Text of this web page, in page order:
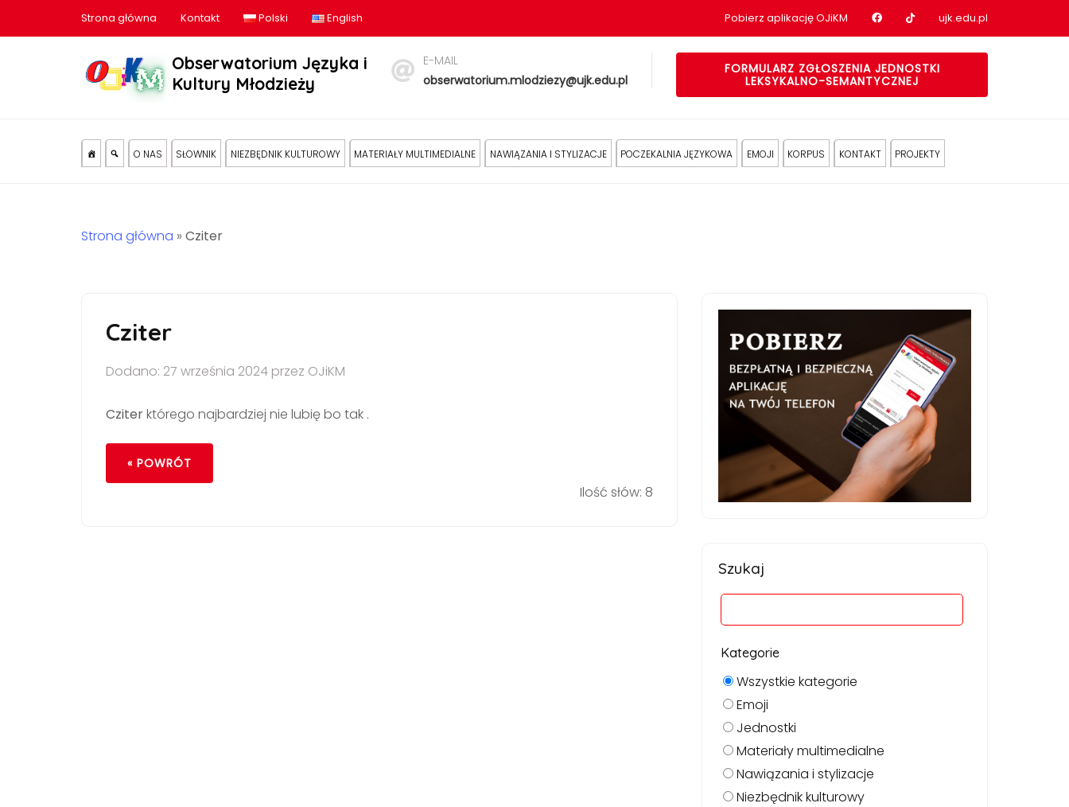
Strona główna Kontakt Polski English Pobierz aplikację OJiKM Nasz profil na Facebook
Nasz profil na tiktok
ujk.edu.pl
Obserwatorium Języka i
Kultury Młodzieży
E-MAIL
obserwatorium.mlodziezy@ujk.edu.pl
FORMULARZ ZGŁOSZENIA JEDNOSTKI
LEKSYKALNO-SEMANTYCZNEJ
O NAS SŁOWNIK NIEZBĘDNIK KULTUROWY MATERIAŁY MULTIMEDIALNE NAWIĄZANIA I STYLIZACJE POCZEKALNIA JĘZYKOWA EMOJI KORPUS KONTAKT PROJEKTY
Strona główna » Cziter
Cziter
Dodano: 27 września 2024 przez OJiKM
Cziterktórego najbardziej nie lubię bo tak .
« POWRÓT
Ilość słów: 8
Szukaj
Kategorie
Wszystkie kategorie
Emoji
Jednostki
Materiały multimedialne
Nawiązania i stylizacje
Niezbędnik kulturowy